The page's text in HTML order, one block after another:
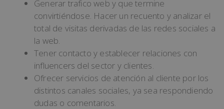
Generar trafico web y que termine
convirtiéndose. Hacer un recuento y analizar el
total de visitas derivadas de las redes sociales a
la web.
Tener contacto y establecer relaciones con
influencers del sector y clientes.
Ofrecer servicios de atención al cliente por los
distintos canales sociales, ya sea respondiendo
dudas o comentarios.